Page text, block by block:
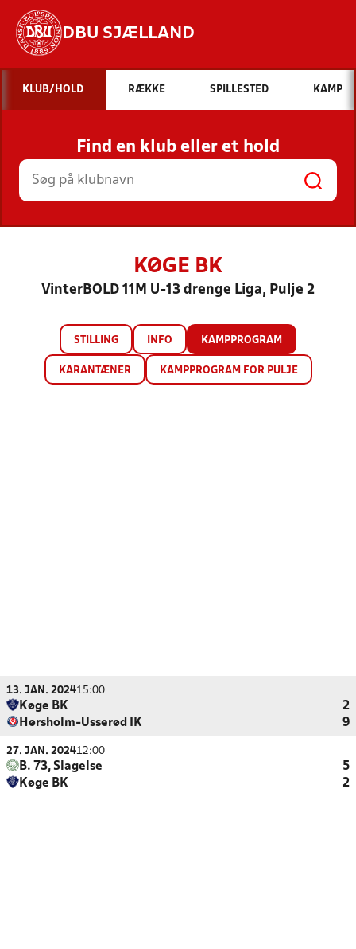
DBU SJÆLLAND
Hvad vil du søge efter?
INDHOLD OG NYHEDER
STILLINGER, RESULTATER, KLUBBER OG
HOLD
KLUB/HOLD RÆKKE SPILLESTED KAMP
Find en klub eller et hold
KØGE BK
VinterBOLD 11M U-13 drenge Liga, Pulje 2
STILLING INFO KAMPPROGRAM
KARANTÆNER KAMPPROGRAM FOR PULJE
13. JAN. 202415:00
Køge BK
2
Hørsholm-Usserød IK
9
27. JAN. 202412:00
B. 73, Slagelse
5
Køge BK
2